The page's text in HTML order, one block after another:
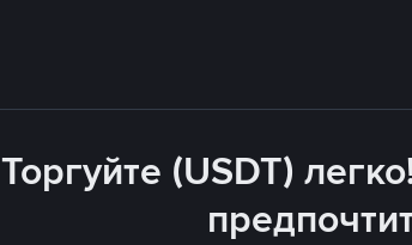
Торгуйте (USDT)